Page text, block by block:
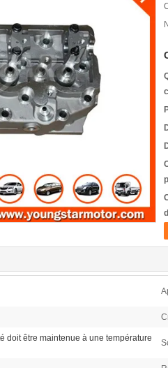
doit être maintenue à une température